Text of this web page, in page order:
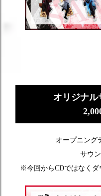
オリジナル
オープニング
サウ
※今回からCDではなくダ